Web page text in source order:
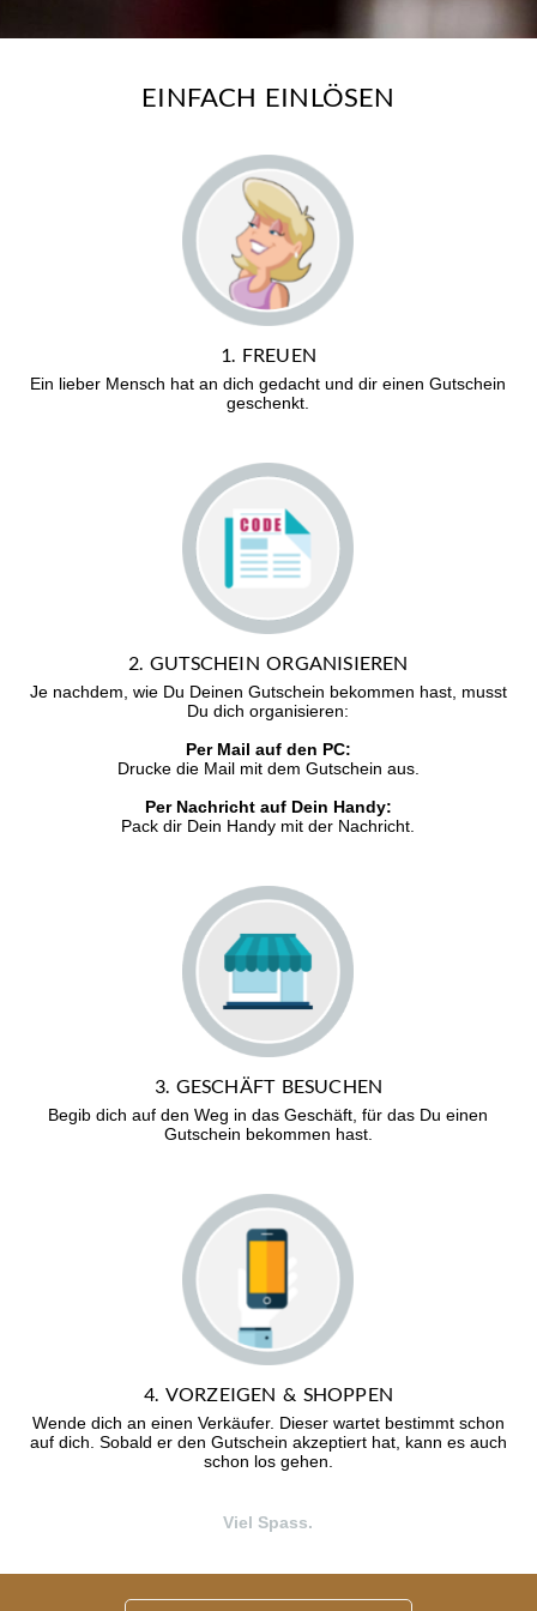
EINFACH EINLÖSEN
1. FREUEN
Ein lieber Mensch hat an dich gedacht und dir einen Gutschein
geschenkt.
2. GUTSCHEIN ORGANISIEREN
Je nachdem, wie Du Deinen Gutschein bekommen hast, musst
Du dich organisieren:
Per Mail auf den PC:
Drucke die Mail mit dem Gutschein aus.
Per Nachricht auf Dein Handy:
Pack dir Dein Handy mit der Nachricht.
3. GESCHÄFT BESUCHEN
Begib dich auf den Weg in das Geschäft, für das Du einen
Gutschein bekommen hast.
4. VORZEIGEN & SHOPPEN
Wende dich an einen Verkäufer. Dieser wartet bestimmt schon
auf dich. Sobald er den Gutschein akzeptiert hat, kann es auch
schon los gehen.
Viel Spass.